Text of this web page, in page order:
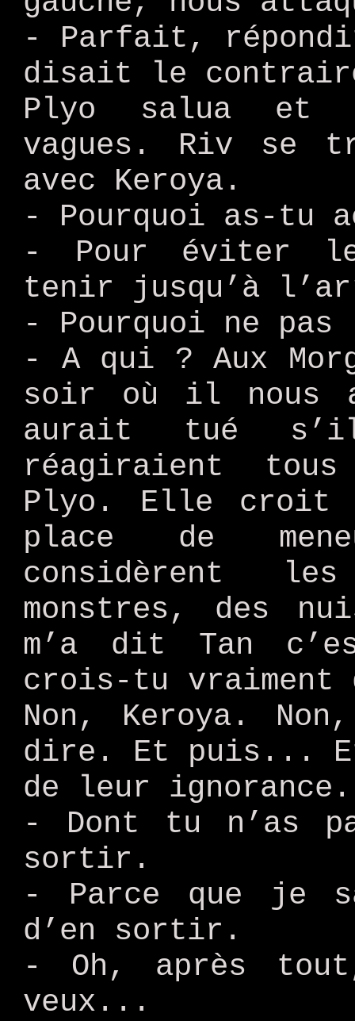
- Parfait,
disait le
Plyo salua et
vagues. Riv se
avec Keroya.
- Pourquoi as-tu
- Pour éviter
tenir jusqu’à
- Pourquoi ne
- A qui ? Aux
soir où il nous a
aurait tué
réagiraient tous
Plyo. Elle croit
place de
considèrent
monstres, des
m’a dit Tan
crois-tu vraiment
Non, Keroya.
dire. Et puis...
de leur ignorance.
- Dont tu n’as
sortir.
- Parce que je
d’en sortir.
- Oh, après
veux...